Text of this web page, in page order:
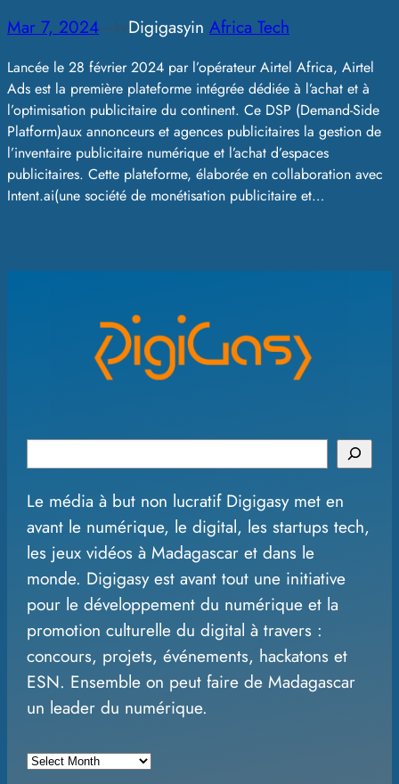
Mar 7, 2024— byDigigasyin Africa Tech
Lancée le 28 février 2024 par l’opérateur Airtel Africa, Airtel
Ads est la première plateforme intégrée dédiée à l’achat et à
l’optimisation publicitaire du continent. Ce DSP (Demand-Side
Platform)aux annonceurs et agences publicitaires la gestion de
l’inventaire publicitaire numérique et l’achat d’espaces
publicitaires. Cette plateforme, élaborée en collaboration avec
Intent.ai(une société de monétisation publicitaire et…
e
a
r
c
h
Le média à but non lucratif Digigasy met en
avant le numérique, le digital, les startups tech,
les jeux vidéos à Madagascar et dans le
monde. Digigasy est avant tout une initiative
pour le développement du numérique et la
promotion culturelle du digital à travers :
concours, projets, événements, hackatons et
ESN. Ensemble on peut faire de Madagascar
un leader du numérique.
A